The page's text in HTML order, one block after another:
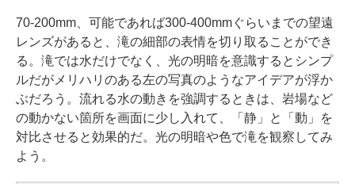
70-200mm、可能であれば300-400mmぐらいまでの望遠
レンズがあると、滝の細部の表情を切り取ることができ
る。滝では水だけでなく、光の明暗を意識するとシンプ
ルだがメリハリのある左の写真のようなアイデアが浮か
ぶだろう。流れる水の動きを強調するときは、岩場など
の動かない箇所を画面に少し入れて、「静」と「動」を
対比させると効果的だ。光の明暗や色で滝を観察してみ
よう。